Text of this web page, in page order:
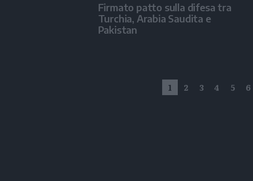
Firmato patto sulla difesa tra
Turchia, Arabia Saudita e
Pakistan
1 2 3 4 5 6